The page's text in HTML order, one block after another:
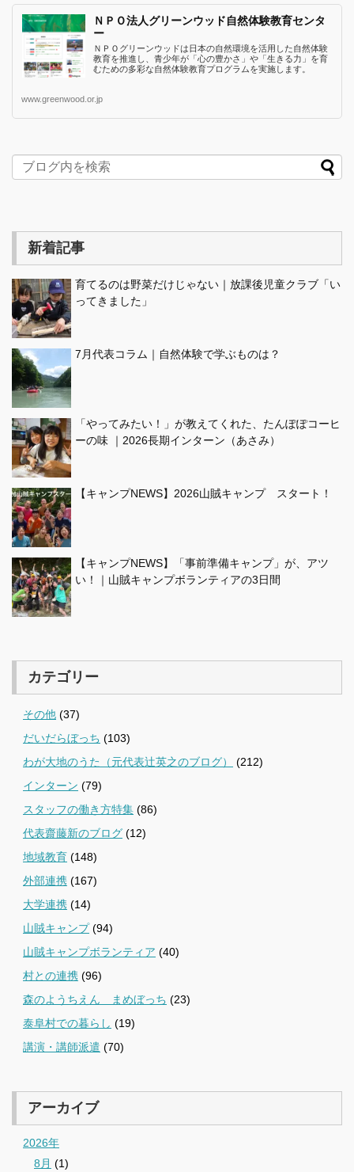
ＮＰＯ法人グリーンウッド自然体験教育センタ
ー
ＮＰＯグリーンウッドは日本の自然環境を活用した自然体験
教育を推進し、青少年が「心の豊かさ」や「生きる力」を育
むための多彩な自然体験教育プログラムを実施します。
www.greenwood.or.jp
新着記事
育てるのは野菜だけじゃない｜放課後児童クラブ「い
ってきました」
7月代表コラム｜自然体験で学ぶものは？
「やってみたい！」が教えてくれた、たんぽぽコーヒ
ーの味 ｜2026長期インターン（あさみ）
【キャンプNEWS】2026山賊キャンプ スタート！
【キャンプNEWS】「事前準備キャンプ」が、アツ
い！｜山賊キャンプボランティアの3日間
カテゴリー
その他 (37)
だいだらぼっち (103)
わが大地のうた（元代表辻英之のブログ）
(212)
インターン (79)
スタッフの働き方特集 (86)
代表齋藤新のブログ (12)
地域教育 (148)
外部連携 (167)
大学連携 (14)
山賊キャンプ(94)
山賊キャンプボランティア (40)
村との連携 (96)
森のようちえん まめぼっち (23)
泰阜村での暮らし (19)
講演・講師派遣 (70)
アーカイブ
2026年
8月 (1)